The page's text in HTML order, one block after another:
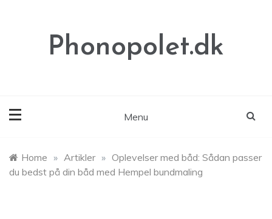
Phonopolet.dk
Menu
Home » Artikler » Oplevelser med båd: Sådan passer
du bedst på din båd med Hempel bundmaling